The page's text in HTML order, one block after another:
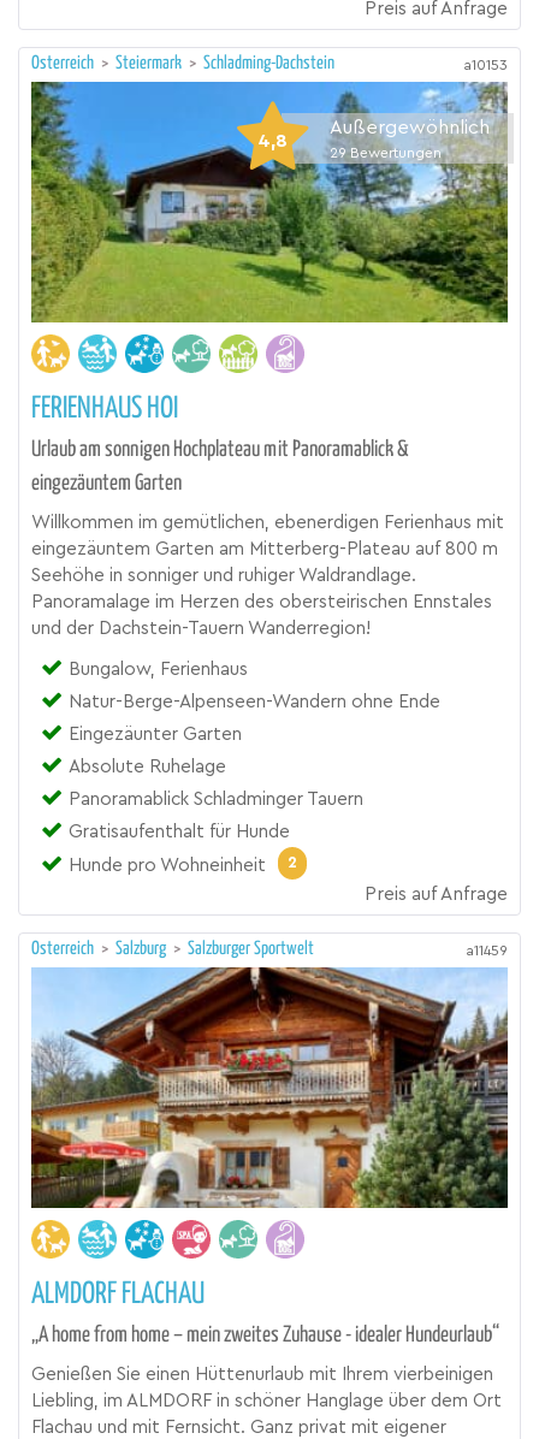
Preis auf Anfrage
Österreich > Steiermark > Schladming-Dachstein a10153
4,8
Außergewöhnlich
29 Bewertungen
FERIENHAUS HOI
Urlaub am sonnigen Hochplateau mit Panoramablick &
eingezäuntem Garten
Willkommen im gemütlichen, ebenerdigen Ferienhaus mit
eingezäuntem Garten am Mitterberg-Plateau auf 800 m
Seehöhe in sonniger und ruhiger Waldrandlage.
Panoramalage im Herzen des obersteirischen Ennstales
und der Dachstein-Tauern Wanderregion!
Bungalow, Ferienhaus
Natur-Berge-Alpenseen-Wandern ohne Ende
Eingezäunter Garten
Absolute Ruhelage
Panoramablick Schladminger Tauern
Gratisaufenthalt für Hunde
Hunde pro Wohneinheit
2
Preis auf Anfrage
Österreich > Salzburg > Salzburger Sportwelt a11459
ALMDORF FLACHAU
„A home from home – mein zweites Zuhause - idealer Hundeurlaub“
Genießen Sie einen Hüttenurlaub mit Ihrem vierbeinigen
Liebling, im ALMDORF in schöner Hanglage über dem Ort
Flachau und mit Fernsicht. Ganz privat mit eigener